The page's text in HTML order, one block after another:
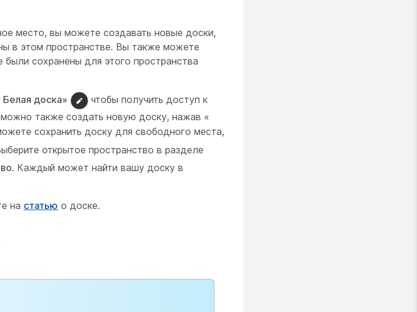
место, вы можете создавать новые доски,
в этом пространстве. Вы также можете
сохранены для этого пространства
Белая доска»
чтобы получить доступ к
также создать новую доску, нажав «
сохранить доску для свободного места,
открытое пространство в разделе
. Каждый может найти вашу доску в
на статью о доске.